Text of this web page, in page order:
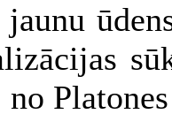
jaunu
no